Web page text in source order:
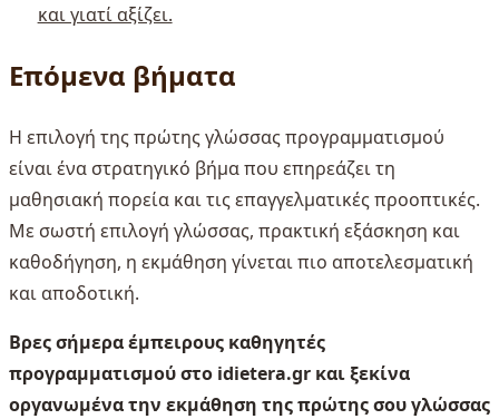
και γιατί αξίζει.
Επόμενα βήματα
Η επιλογή της πρώτης γλώσσας προγραμματισμού
είναι ένα στρατηγικό βήμα που επηρεάζει τη
μαθησιακή πορεία και τις επαγγελματικές προοπτικές.
Με σωστή επιλογή γλώσσας, πρακτική εξάσκηση και
καθοδήγηση, η εκμάθηση γίνεται πιο αποτελεσματική
και αποδοτική.
Βρες σήμερα έμπειρους καθηγητές
προγραμματισμού στο idietera.gr και ξεκίνα
οργανωμένα την εκμάθηση της πρώτης σου γλώσσας